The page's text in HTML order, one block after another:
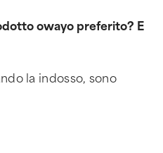
owayo preferito? E
la indosso, sono